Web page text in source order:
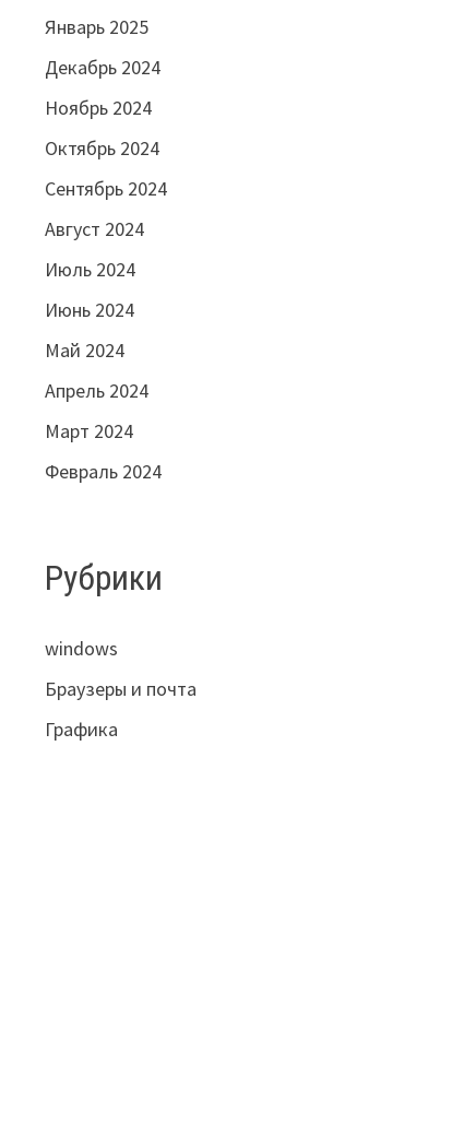
Январь 2025
Декабрь 2024
Ноябрь 2024
Октябрь 2024
Сентябрь 2024
Август 2024
Июль 2024
Июнь 2024
Май 2024
Апрель 2024
Март 2024
Февраль 2024
Рубрики
windows
Браузеры и почта
Графика